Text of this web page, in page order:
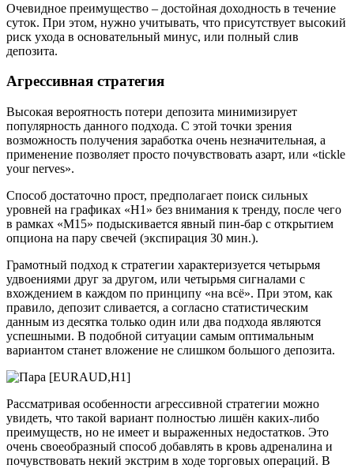
Очевидное преимущество – достойная доходность в течение
суток. При этом, нужно учитывать, что присутствует высокий
риск ухода в основательный минус, или полный слив
депозита.
Агрессивная стратегия
Высокая вероятность потери депозита минимизирует
популярность данного подхода. С этой точки зрения
возможность получения заработка очень незначительная, а
применение позволяет просто почувствовать азарт, или «tickle
your nerves».
Способ достаточно прост, предполагает поиск сильных
уровней на графиках «Н1» без внимания к тренду, после чего
в рамках «М15» подыскивается явный пин-бар с открытием
опциона на пару свечей (экспирация 30 мин.).
Грамотный подход к стратегии характеризуется четырьмя
удвоениями друг за другом, или четырьмя сигналами с
вхождением в каждом по принципу «на всё». При этом, как
правило, депозит сливается, а согласно статистическим
данным из десятка только один или два подхода являются
успешными. В подобной ситуации самым оптимальным
вариантом станет вложение не слишком большого депозита.
Рассматривая особенности агрессивной стратегии можно
увидеть, что такой вариант полностью лишён каких-либо
преимуществ, но не имеет и выраженных недостатков. Это
очень своеобразный способ добавлять в кровь адреналина и
почувствовать некий экстрим в ходе торговых операций. В